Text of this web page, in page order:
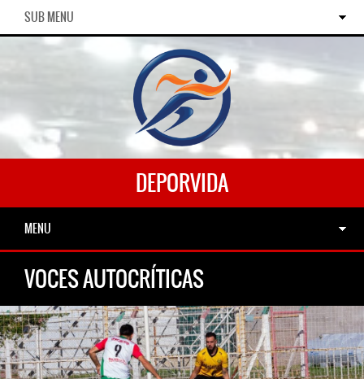
SUB MENU
DEPORVIDA
MENU
VOCES AUTOCRÍTICAS